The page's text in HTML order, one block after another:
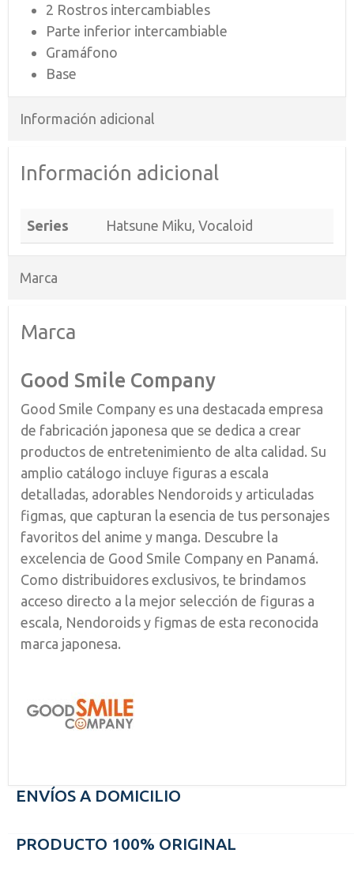
2 Rostros intercambiables
Parte inferior intercambiable
Gramáfono
Base
Información adicional
Información adicional
Series Hatsune Miku, Vocaloid
Marca
Marca
Good Smile Company
Good Smile Company es una destacada empresa
de fabricación japonesa que se dedica a crear
productos de entretenimiento de alta calidad. Su
amplio catálogo incluye figuras a escala
detalladas, adorables Nendoroids y articuladas
figmas, que capturan la esencia de tus personajes
favoritos del anime y manga. Descubre la
excelencia de Good Smile Company en Panamá.
Como distribuidores exclusivos, te brindamos
acceso directo a la mejor selección de figuras a
escala, Nendoroids y figmas de esta reconocida
marca japonesa.
ENVÍOS A DOMICILIO
PRODUCTO 100% ORIGINAL